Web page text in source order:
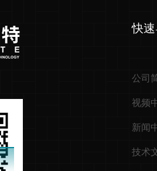
快
公司
视频
新闻
技术